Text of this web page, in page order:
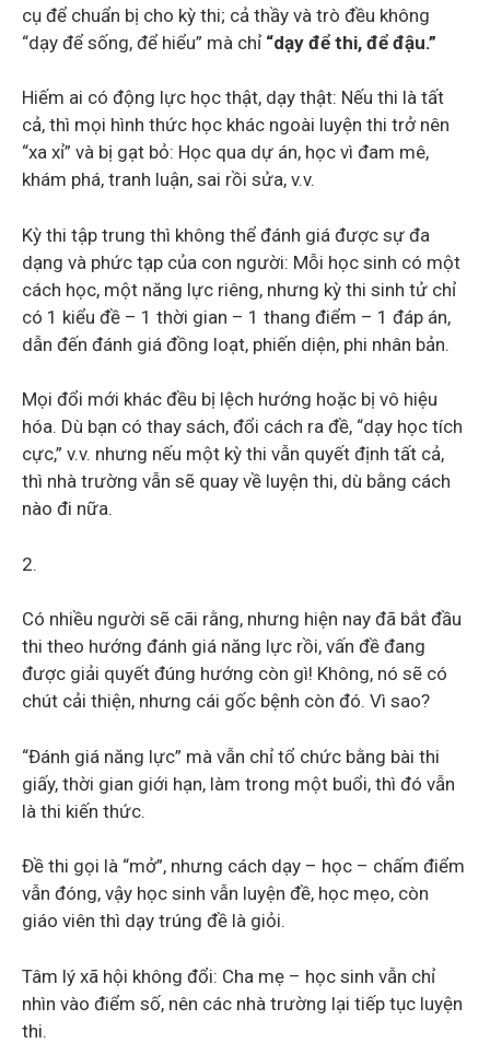
cụ để chuẩn bị cho kỳ thi; cả thầy và trò đều không
“dạy để sống, để hiểu” mà chỉ “dạy để thi, để đậu.”
Hiếm ai có động lực học thật, dạy thật: Nếu thi là tất
cả, thì mọi hình thức học khác ngoài luyện thi trở nên
“xa xỉ” và bị gạt bỏ: Học qua dự án, học vì đam mê,
khám phá, tranh luận, sai rồi sửa, v.v.
Kỳ thi tập trung thì không thể đánh giá được sự đa
dạng và phức tạp của con người: Mỗi học sinh có một
cách học, một năng lực riêng, nhưng kỳ thi sinh tử chỉ
có 1 kiểu đề – 1 thời gian – 1 thang điểm – 1 đáp án,
dẫn đến đánh giá đồng loạt, phiến diện, phi nhân bản.
Mọi đổi mới khác đều bị lệch hướng hoặc bị vô hiệu
hóa. Dù bạn có thay sách, đổi cách ra đề, “dạy học tích
cực,” v.v. nhưng nếu một kỳ thi vẫn quyết định tất cả,
thì nhà trường vẫn sẽ quay về luyện thi, dù bằng cách
nào đi nữa.
2.
Có nhiều người sẽ cãi rằng, nhưng hiện nay đã bắt đầu
thi theo hướng đánh giá năng lực rồi, vấn đề đang
được giải quyết đúng hướng còn gì! Không, nó sẽ có
chút cải thiện, nhưng cái gốc bệnh còn đó. Vì sao?
“Đánh giá năng lực” mà vẫn chỉ tổ chức bằng bài thi
giấy, thời gian giới hạn, làm trong một buổi, thì đó vẫn
là thi kiến thức.
Đề thi gọi là “mở”, nhưng cách dạy – học – chấm điểm
vẫn đóng, vậy học sinh vẫn luyện đề, học mẹo, còn
giáo viên thì dạy trúng đề là giỏi.
Tâm lý xã hội không đổi: Cha mẹ – học sinh vẫn chỉ
nhìn vào điểm số, nên các nhà trường lại tiếp tục luyện
thi.